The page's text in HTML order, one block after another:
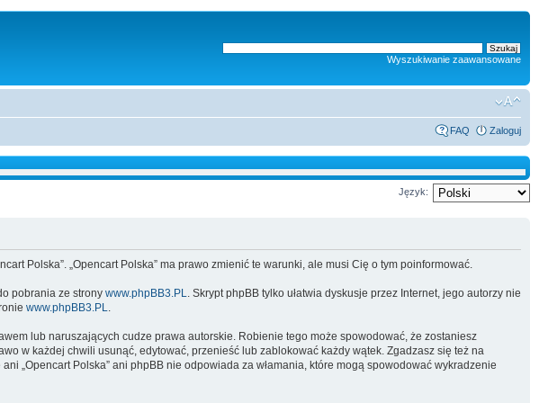
Wyszukiwanie zaawansowane
FAQ Zaloguj
Język:
Polska”. „Opencart Polska” ma prawo zmienić te warunki, ale musi Cię o tym poinformować.
pobrania ze strony www.phpBB3.PL
. Skrypt phpBB tylko ułatwia dyskusje przez Internet, jego autorzy nie
www.phpBB3.PL
lub naruszających cudze prawa autorskie. Robienie tego może spowodować, że zostaniesz
w każdej chwili usunąć, edytować, przenieść lub zablokować każdy wątek. Zgadzasz się też na
„Opencart Polska” ani phpBB nie odpowiada za włamania, które mogą spowodować wykradzenie